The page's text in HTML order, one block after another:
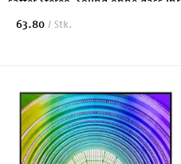
satter Stereo-Sound ohne dass Ihr
Schreibtisch zu voll wird * zu
63.80 / Stk.